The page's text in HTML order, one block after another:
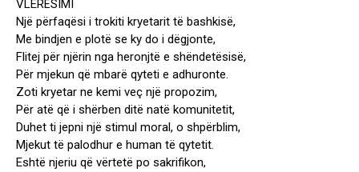
VLERËSIMI
Një përfaqësi i trokiti kryetarit të bashkisë,
Me bindjen e plotë se ky do i dëgjonte,
Flitej për njërin nga heronjtë e shëndetësisë,
Për mjekun që mbarë qyteti e adhuronte.
Zoti kryetar ne kemi veç një propozim,
Për atë që i shërben ditë natë komunitetit,
Duhet ti jepni një stimul moral, o shpërblim,
Mjekut të palodhur e human të qytetit.
Eshtë njeriu që vërtetë po sakrifikon,